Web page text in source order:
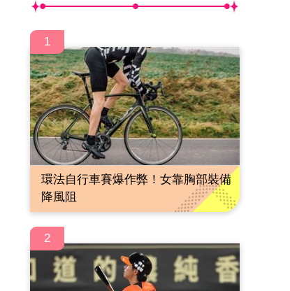
1
環法自行車賽爆作弊！女靠胸部裝備
降風阻
2